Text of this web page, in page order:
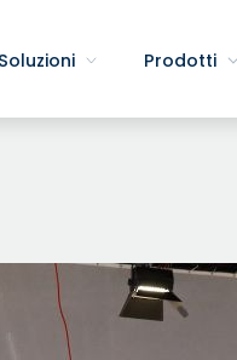
Prodotti